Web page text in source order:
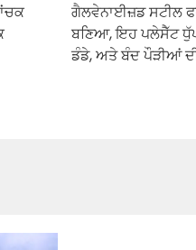
ਗੈਲਵੇਨਾਈਜ਼ਡ ਸਟੀਲ
ਬਣਿਆ, ਇਹ ਪਲੇਸੈੱਟ
ਡੰਡੇ, ਅਤੇ ਬੰਦ ਪੌੜੀਆਂ